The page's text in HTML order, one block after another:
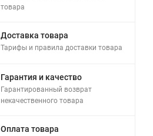
товара
Доставка товара
Тарифы и правила доставки товара
Гарантия и качество
Гарантированный возврат
некачественного товара
Оплата товара